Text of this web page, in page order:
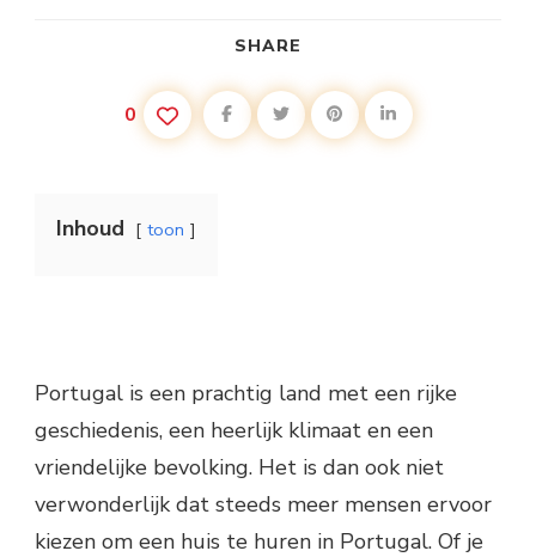
SHARE
0
Inhoud toon
Portugal is een prachtig land met een rijke
geschiedenis, een heerlijk klimaat en een
vriendelijke bevolking. Het is dan ook niet
verwonderlijk dat steeds meer mensen ervoor
kiezen om een huis te huren in Portugal. Of je